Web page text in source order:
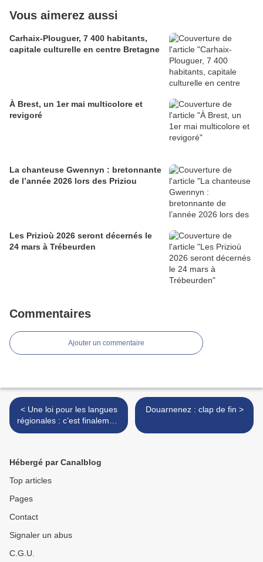
Vous aimerez aussi
Carhaix-Plouguer, 7 400 habitants,
capitale culturelle en centre Bretagne
À Brest, un 1er mai multicolore et
revigoré
La chanteuse Gwennyn : bretonnante
de l’année 2026 lors des Priziou
Les Prizioù 2026 seront décernés le
24 mars à Trébeurden
Commentaires
Ajouter un commentaire
< Une loi pour les langues
régionales : c’est finalement
non
Douarnenez : clap de fin >
Hébergé par Canalblog
Top articles
Pages
Contact
Signaler un abus
C.G.U.